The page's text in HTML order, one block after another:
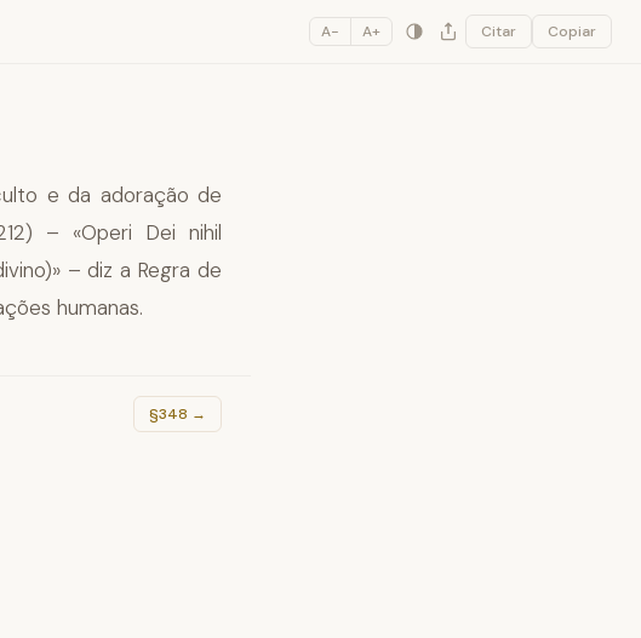
A− A+ Citar Copiar
e da adoração de
– «Operi Dei nihil
– diz a Regra de
humanas.
§348 →